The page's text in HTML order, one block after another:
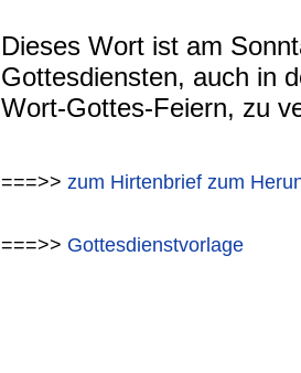
Dieses Wort ist am
Gottesdiensten, auch in
Wort-Gottes-Feiern, zu
===>> zum Hirtenbrief zum
===>> Gottesdienstvorlage